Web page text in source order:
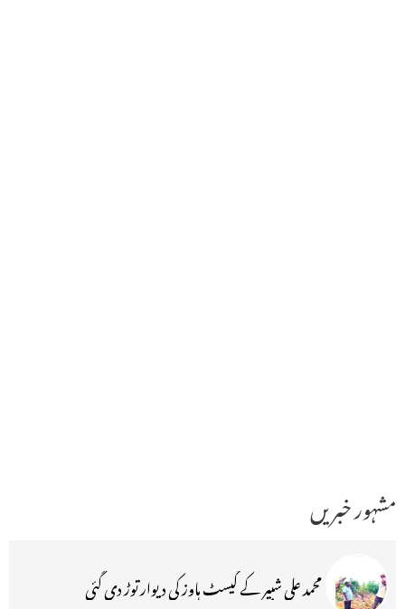
مشہور خبریں
محمد علی شبیر کے گیسٹ ہاوز کی دیوار توڑ دی گئی